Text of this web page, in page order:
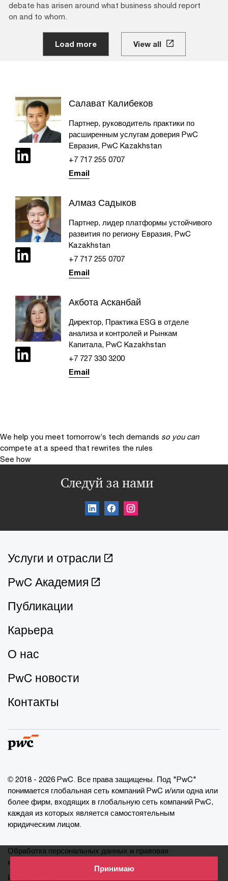
Принимаю
debate has arisen around what business should report
on and to whom.
Load more View all
Салават Калибеков
Партнер, руководитель практики по
расширенным услугам доверия PwC
Евразия, PwC Kazakhstan
+7 717 255 0707
Email
Алмаз Садыков
Партнер, лидер платформы устойчивого
развития по региону Евразия, PwC
Kazakhstan
+7 717 255 0707​
Email
Акбота Асканбай
Директор, Практика ESG в отделе
анализа и контролей и Рынкам
Капитала, PwC Kazakhstan
+7 727 330 3200
Email
We help you meet tomorrow’s tech demands so you can
compete at a speed that rewrites the rules
See how
Следуй за нами
Услуги и отрасли
PwC Академия
Публикации
Карьера
О нас
PwC новости
Контакты
© 2018 - 2026 PwC. Все права защищены. Под "PwC"
понимается глобальная сеть компаний PwC и/или одна или
более фирм, входящих в глобальную сеть компаний PwC,
каждая из которых является самостоятельным
юридическим лицом.
Обработка персональных данных и правовая
информация
Информация о cookie-файлах